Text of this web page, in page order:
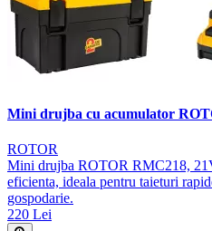
Mini drujba cu acumulator
ROTOR
Mini drujba ROTOR RMC218,
eficienta, ideala pentru taieturi
gospodarie.
220 Lei